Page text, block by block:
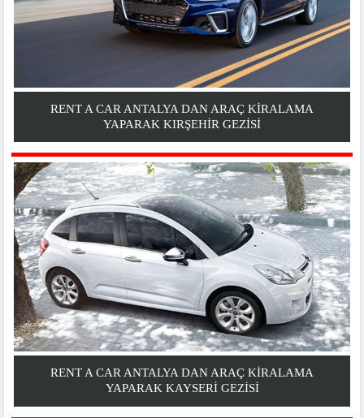
RENT A CAR ANTALYA DAN ARAÇ KIRALAMA
YAPARAK KIRŞEHIR GEZİSİ
RENT A CAR ANTALYA DAN ARAÇ KIRALAMA
YAPARAK KAYSERI GEZİSİ